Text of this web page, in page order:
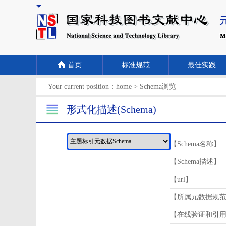
首页 标准规范 最佳实践
Your current position： home > Schema浏览
形式化描述(Schema)
【Schema名称】
【Schema描述】
【url】
【所属元数据规
【在线验证和引